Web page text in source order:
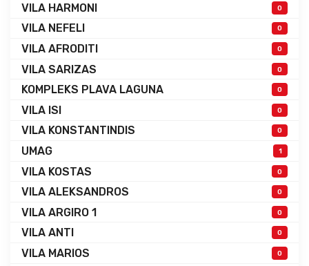
VILA HARMONI 0
VILA NEFELI 0
VILA AFRODITI 0
VILA SARIZAS 0
KOMPLEKS PLAVA LAGUNA 0
VILA ISI 0
VILA KONSTANTINDIS 0
UMAG 1
VILA KOSTAS 0
VILA ALEKSANDROS 0
VILA ARGIRO 1 0
VILA ANTI 0
VILA MARIOS 0